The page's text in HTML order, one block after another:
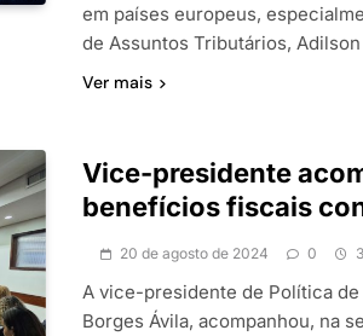
em países europeus,
de Assuntos Tributários,
Ver mais
Vice-presidente
benefícios fiscais
20 de agosto de 2024 0
A vice-presidente de Política de
Borges Ávila, acompanhou, na